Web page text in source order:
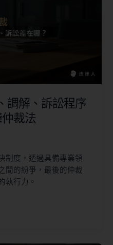
調解、訴訟程序
裁法
制度，透過具備專業領
間的紛爭，最後的仲裁
執行力。